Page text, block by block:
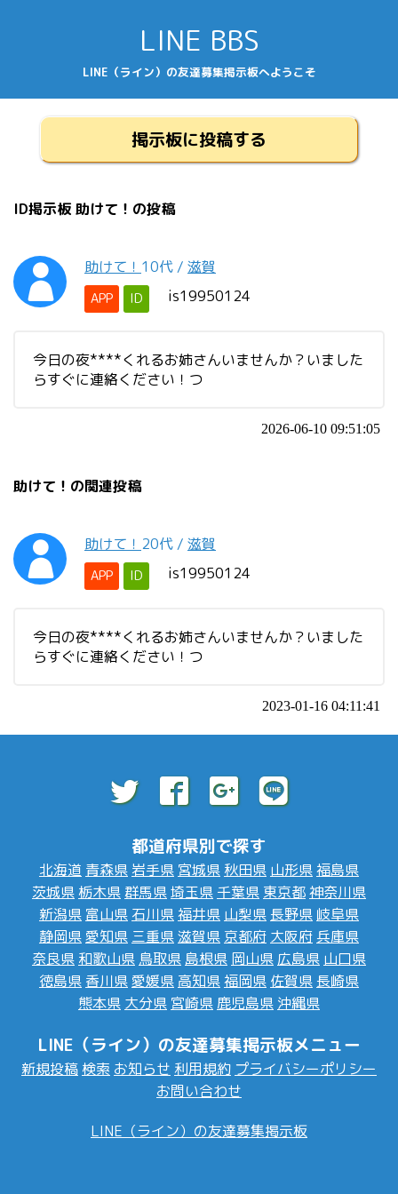
LINE BBS
LINE（ライン）の友達募集掲示板へようこそ
掲示板に投稿する
ID掲示板 助けて！の投稿
助けて！ 10代 / 滋賀
APP ID is19950124
今日の夜****くれるお姉さんいませんか？いました
らすぐに連絡ください！つ
2026-06-10 09:51:05
助けて！の関連投稿
助けて！ 20代 / 滋賀
APP ID is19950124
今日の夜****くれるお姉さんいませんか？いました
らすぐに連絡ください！つ
2023-01-16 04:11:41
都道府県別で探す
北海道 青森県 岩手県 宮城県 秋田県 山形県福島県
茨城県 栃木県群馬県埼玉県 千葉県 東京都神奈川県
新潟県 富山県 石川県福井県 山梨県 長野県 岐阜県
静岡県愛知県 三重県滋賀県 京都府 大阪府 兵庫県
奈良県 和歌山県 鳥取県 島根県 岡山県 広島県 山口県
徳島県 香川県愛媛県 高知県福岡県 佐賀県 長崎県
熊本県 大分県 宮崎県 鹿児島県 沖縄県
LINE（ライン）の友達募集掲示板メニュー
新規投稿 検索 お知らせ 利用規約 プライバシーポリシー
お問い合わせ
LINE（ライン）の友達募集掲示板